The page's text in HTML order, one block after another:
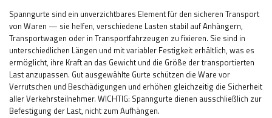
Spanngurte sind ein unverzichtbares Element für den sicheren Transport
von Waren — sie helfen, verschiedene Lasten stabil auf Anhängern,
Transportwagen oder in Transportfahrzeugen zu fixieren. Sie sind in
unterschiedlichen Längen und mit variabler Festigkeit erhältlich, was es
ermöglicht, ihre Kraft an das Gewicht und die Größe der transportierten
Last anzupassen. Gut ausgewählte Gurte schützen die Ware vor
Verrutschen und Beschädigungen und erhöhen gleichzeitig die Sicherheit
aller Verkehrsteilnehmer. WICHTIG: Spanngurte dienen ausschließlich zur
Befestigung der Last, nicht zum Aufhängen.